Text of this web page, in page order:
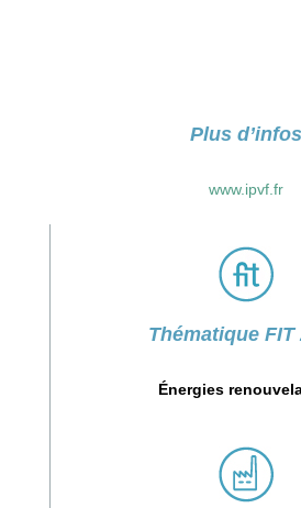
Plus d’infos
www.ipvf.fr
Thématique FIT
Énergies